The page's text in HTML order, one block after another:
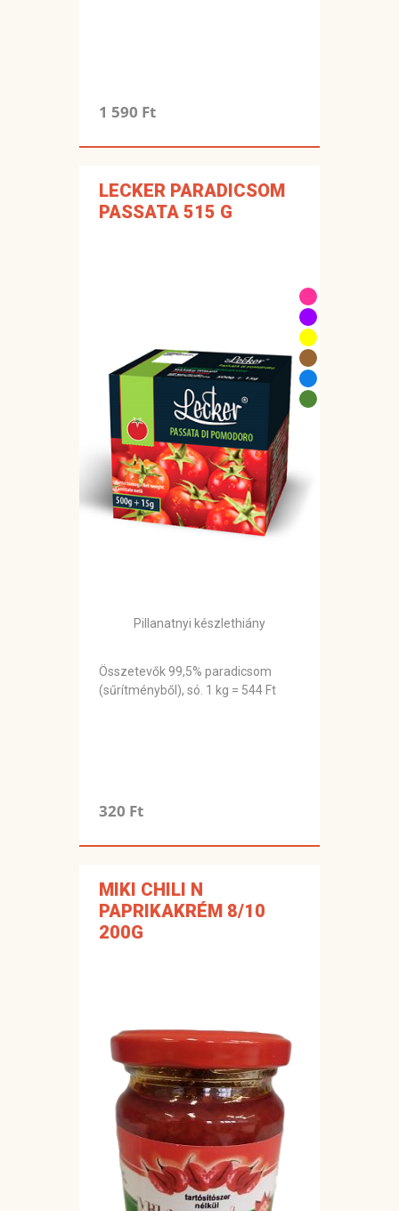
1 590 Ft
LECKER PARADICSOM
PASSATA 515 G
Pillanatnyi készlethiány
Összetevők 99,5% paradicsom
(sűrítményből), só. 1 kg = 544 Ft
320 Ft
MIKI CHILI N
PAPRIKAKRÉM 8/10
200G